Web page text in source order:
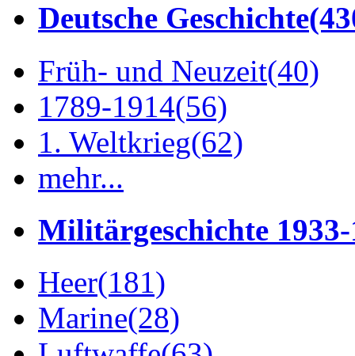
Deutsche Geschichte
Früh- und Neuzeit(40)
1789-1914(56)
1. Weltkrieg(62)
mehr...
Militärgeschichte 1933-
Heer(181)
Marine(28)